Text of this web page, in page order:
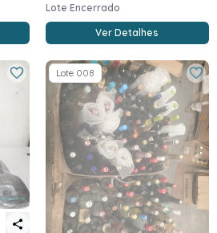
Lote Encerrado
Ver Detalhes
Lote 008